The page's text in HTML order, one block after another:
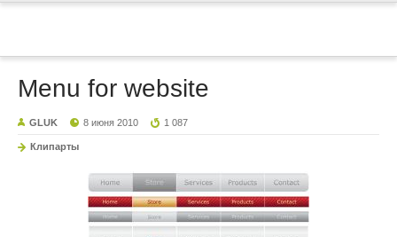
Menu for website
GLUK 8 июня 2010 1 087
Клипарты